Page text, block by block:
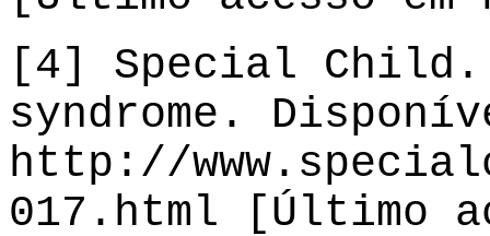
[4] Special Child.
syndrome.
http://
017.html [Último